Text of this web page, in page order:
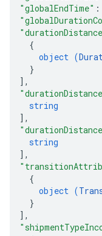
"globalEndTime" :
{
object (
}
] ,
string
] ,
string
] ,
{
object (
}
] ,